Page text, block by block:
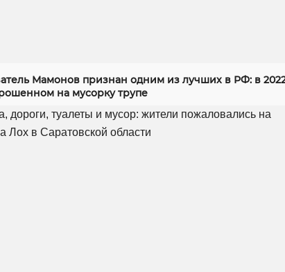
Мамонов признан одним из лучших в РФ: в
на мусорку трупе